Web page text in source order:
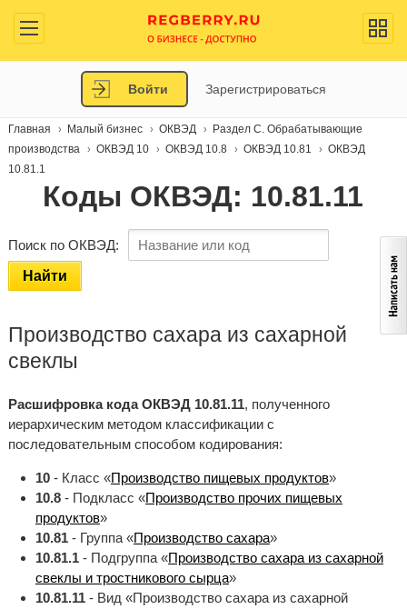
Войти Зарегистрироваться
Главная Малый бизнес ОКВЭД
Раздел C. Обрабатывающие
производства
ОКВЭД 10 ОКВЭД 10.8 ОКВЭД 10.81
ОКВЭД
10.81.1
Коды ОКВЭД: 10.81.11
Поиск по ОКВЭД:
Найти
Производство сахара из сахарной
свеклы
Расшифровка кода ОКВЭД 10.81.11, полученного
иерархическим методом классификации с
последовательным способом кодирования:
10- Класс «Производство пищевых продуктов»
10.8- Подкласс «Производство прочих пищевых
продуктов»
10.81- Группа «Производство сахара»
10.81.1- Подгруппа «Производство сахара из сахарной
свеклы и тростникового сырца»
10.81.11- Вид «Производство сахара из сахарной